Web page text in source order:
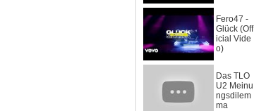
Fero47 -
Glück (Off
icial Vide
o)
Das TLO
U2 Meinu
ngsdilem
ma